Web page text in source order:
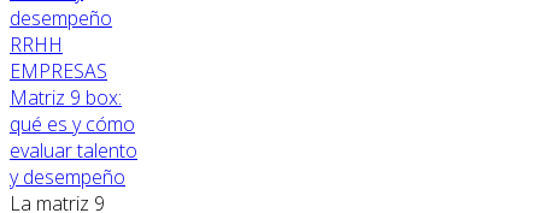
RRHH
EMPRESAS
Matriz 9 box:
qué es y cómo
evaluar talento
y desempeño
La matriz 9